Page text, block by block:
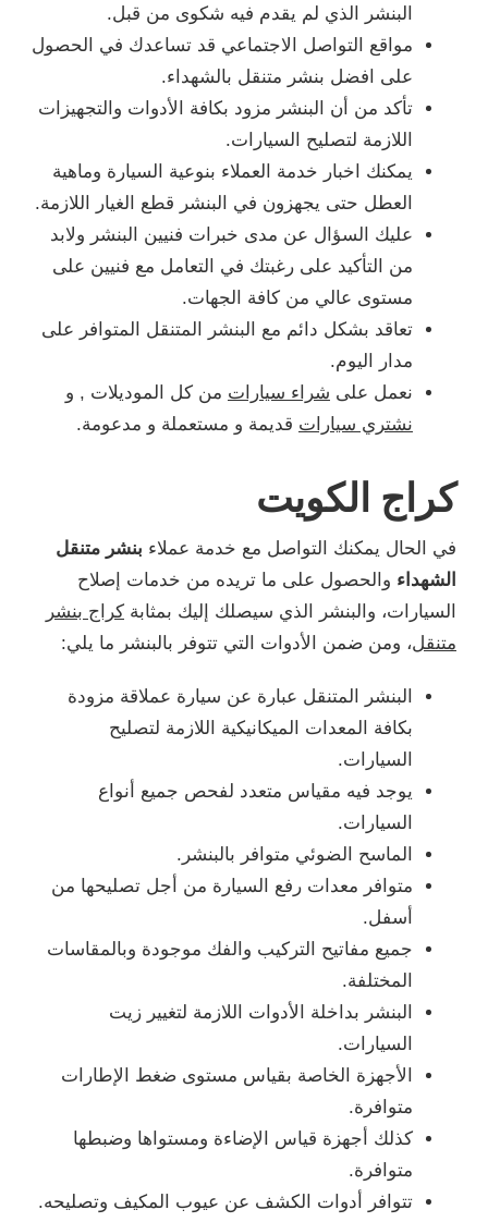
البنشر الذي لم يقدم فيه شكوى من قبل.
مواقع التواصل الاجتماعي قد تساعدك في الحصول
على افضل بنشر متنقل بالشهداء.
تأكد من أن البنشر مزود بكافة الأدوات والتجهيزات
اللازمة لتصليح السيارات.
يمكنك اخبار خدمة العملاء بنوعية السيارة وماهية
العطل حتى يجهزون في البنشر قطع الغيار اللازمة.
عليك السؤال عن مدى خبرات فنيين البنشر ولابد
من التأكيد على رغبتك في التعامل مع فنيين على
مستوى عالي من كافة الجهات.
تعاقد بشكل دائم مع البنشر المتنقل المتوافر على
مدار اليوم.
نعمل على شراء سيارات من كل الموديلات , و
نشتري سيارات قديمة و مستعملة و مدعومة.
كراج الكويت
في الحال يمكنك التواصل مع خدمة عملاء بنشر متنقل
الشهداء والحصول على ما تريده من خدمات إصلاح
السيارات، والبنشر الذي سيصلك إليك بمثابة كراج بنشر
متنقل، ومن ضمن الأدوات التي تتوفر بالبنشر ما يلي:
البنشر المتنقل عبارة عن سيارة عملاقة مزودة
بكافة المعدات الميكانيكية اللازمة لتصليح
السيارات.
يوجد فيه مقياس متعدد لفحص جميع أنواع
السيارات.
الماسح الضوئي متوافر بالبنشر.
متوافر معدات رفع السيارة من أجل تصليحها من
أسفل.
جميع مفاتيح التركيب والفك موجودة وبالمقاسات
المختلفة.
البنشر بداخلة الأدوات اللازمة لتغيير زيت
السيارات.
الأجهزة الخاصة بقياس مستوى ضغط الإطارات
متوافرة.
كذلك أجهزة قياس الإضاءة ومستواها وضبطها
متوافرة.
تتوافر أدوات الكشف عن عيوب المكيف وتصليحه.